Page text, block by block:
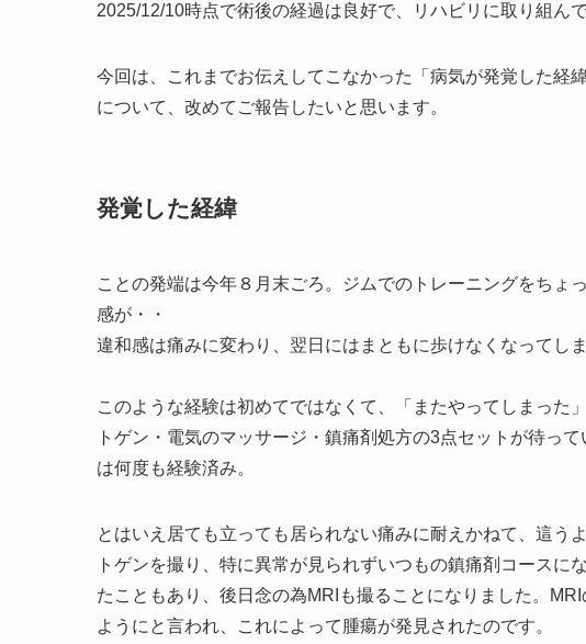
2025/12/10時点で術後の経過は良好で、リハビリに取り組んで
今回は、これまでお伝えしてこなかった「病気が発覚した経
について、改めてご報告したいと思います。
発覚した経緯
ことの発端は今年８月末ごろ。ジムでのトレーニングをちょ
感が・・
違和感は痛みに変わり、翌日にはまともに歩けなくなってしま
このような経験は初めてではなくて、「またやってしまった
トゲン・電気のマッサージ・鎮痛剤処方の3点セットが待っ
は何度も経験済み。
とはいえ居ても立っても居られない痛みに耐えかねて、這う
トゲンを撮り、特に異常が見られずいつもの鎮痛剤コースに
たこともあり、後日念の為MRIも撮ることになりました。
ようにと言われ、これによって腫瘍が発見されたのです。